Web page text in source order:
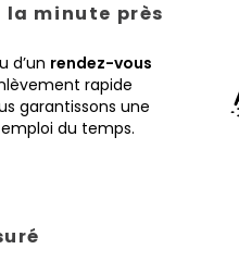
la minute près
d’un rendez-vous
rapide
garantissons une
du temps.